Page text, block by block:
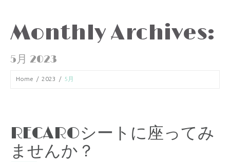
Monthly Archives:
5月 2023
Home 2023 5月
RECAROシートに座ってみ
ませんか？